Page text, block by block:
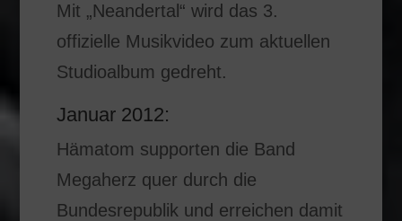
Mit „Neandertal“ wird das 3.
offizielle Musikvideo zum aktuellen
Studioalbum gedreht.
Januar 2012:
Hämatom supporten die Band
Megaherz quer durch die
Bundesrepublik und erreichen damit